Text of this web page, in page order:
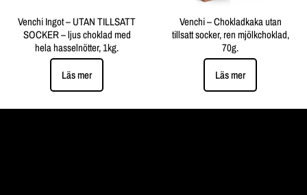
Venchi Ingot – UTAN TILLSATT
SOCKER – ljus choklad med
hela hasselnötter, 1kg.
Läs mer
Venchi – Chokladkaka utan
tillsatt socker, ren mjölkchoklad,
70g.
Läs mer